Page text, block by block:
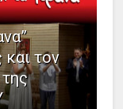
και τον